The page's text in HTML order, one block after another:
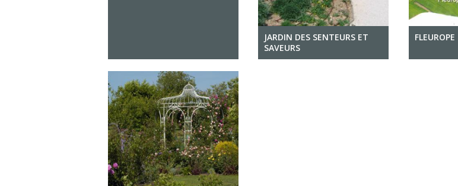
JARDIN DES SENTEURS ET
SAVEURS
FLEUROPE